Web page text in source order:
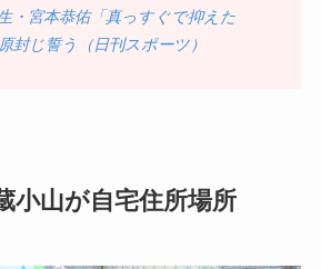
・宮本恭佑「真っすぐで抑えた
封じ誓う（日刊スポーツ）
小山が自宅住所場所